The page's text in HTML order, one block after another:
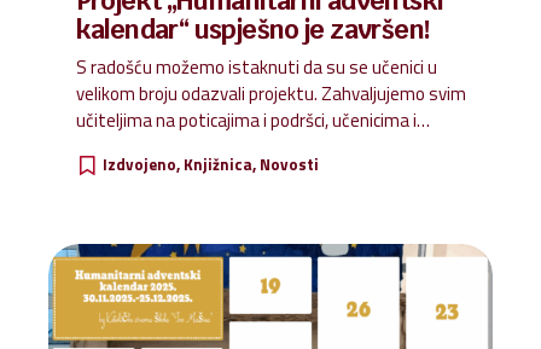
kalendar“ uspješno je završen!
S radošću možemo istaknuti da su se učenici u
velikom broju odazvali projektu. Zahvaljujemo svim
učiteljima na poticajima i podršci, učenicima i
smo ovoga Božića pokazali brigu za druge i veliko
će ih proslijediti onima kojima je pomoć
najpotrebnija. Hvala svima koji su sudjelovali i
svojim doprinosom uljepšali božićno vrijeme
potrebitima.
Izdvojeno Knjižnica Novosti